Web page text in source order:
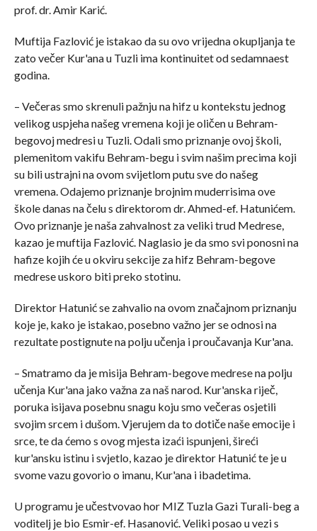
prof. dr. Amir Karić.
Muftija Fazlović je istakao da su ovo vrijedna okupljanja te
zato večer Kur'ana u Tuzli ima kontinuitet od sedamnaest
godina.
– Večeras smo skrenuli pažnju na hifz u kontekstu jednog
velikog uspjeha našeg vremena koji je oličen u Behram-
begovoj medresi u Tuzli. Odali smo priznanje ovoj školi,
plemenitom vakifu Behram-begu i svim našim precima koji
su bili ustrajni na ovom svijetlom putu sve do našeg
vremena. Odajemo priznanje brojnim muderrisima ove
škole danas na čelu s direktorom dr. Ahmed-ef. Hatunićem.
Ovo priznanje je naša zahvalnost za veliki trud Medrese,
kazao je muftija Fazlović. Naglasio je da smo svi ponosni na
hafize kojih će u okviru sekcije za hifz Behram-begove
medrese uskoro biti preko stotinu.
Direktor Hatunić se zahvalio na ovom značajnom priznanju
koje je, kako je istakao, posebno važno jer se odnosi na
rezultate postignute na polju učenja i proučavanja Kur'ana.
– Smatramo da je misija Behram-begove medrese na polju
učenja Kur'ana jako važna za naš narod. Kur'anska riječ,
poruka isijava posebnu snagu koju smo večeras osjetili
svojim srcem i dušom. Vjerujem da to dotiče naše emocije i
srce, te da ćemo s ovog mjesta izaći ispunjeni, šireći
kur'ansku istinu i svjetlo, kazao je direktor Hatunić te je u
svome vazu govorio o imanu, Kur'ana i ibadetima.
U programu je učestvovao hor MIZ Tuzla Gazi Turali-beg a
voditelj je bio Esmir-ef. Hasanović. Veliki posao u vezi s